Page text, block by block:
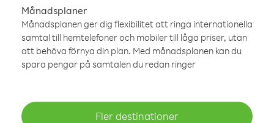
Månadsplaner
Månadsplanen ger dig flexibilitet att ringa internationella
samtal till hemtelefoner och mobiler till låga priser, utan
att behöva förnya din plan. Med månadsplanen kan du
spara pengar på samtalen du redan ringer
Fler destinationer